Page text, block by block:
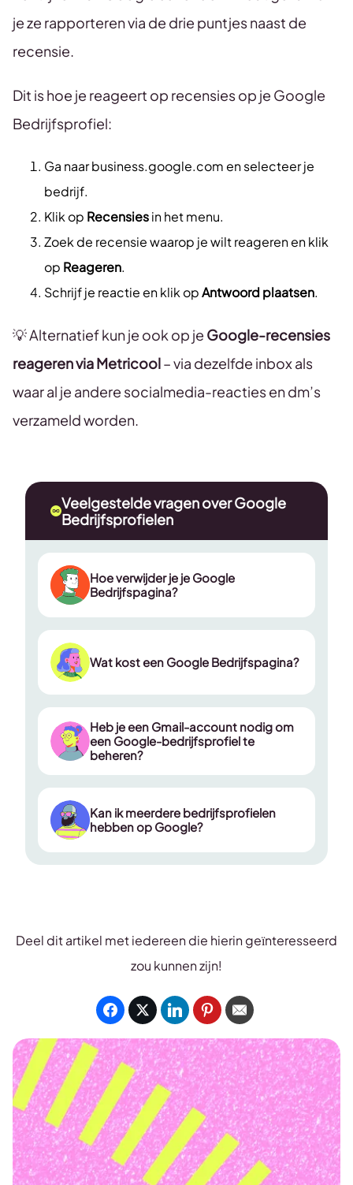
je ze rapporteren via de drie puntjes naast de
recensie.
Dit is hoe je reageert op recensies op je Google
Bedrijfsprofiel:
Ga naar business.google.com en selecteer je
bedrijf.
Klik op Recensiesin het menu.
Zoek de recensie waarop je wilt reageren en klik
op Reageren.
Schrijf je reactie en klik opAntwoord plaatsen.
💡 Alternatief kun je ook op je Google-recensies
reageren via Metricool– via dezelfde inbox als
waar al je andere socialmedia-reacties en dm’s
verzameld worden.
Veelgestelde vragen over Google
Bedrijfsprofielen
Hoe verwijder je je Google
Bedrijfspagina?
Wat kost een Google Bedrijfspagina?
Heb je een Gmail-account nodig om
een ​​Google-bedrijfsprofiel te
beheren?
Kan ik meerdere bedrijfsprofielen
hebben op Google?
Deel dit artikel met iedereen die hierin geïnteresseerd
zou kunnen zijn!